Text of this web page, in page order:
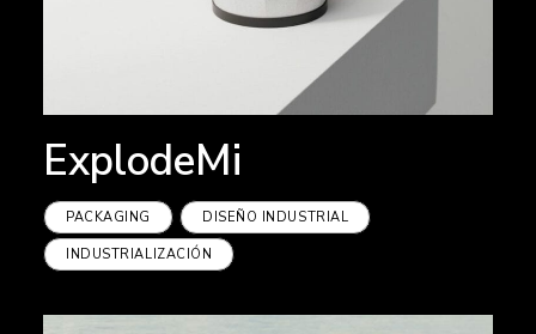
ExplodeMi
PACKAGING DISEÑO INDUSTRIAL
INDUSTRIALIZACIÓN